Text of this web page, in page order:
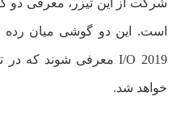
است. این دو گوشی میان
خواهد شد.